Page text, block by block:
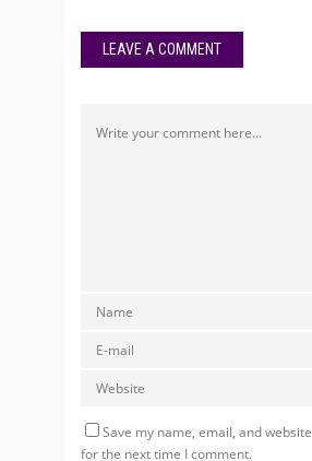
LEAVE A COMMENT
Save my name, email, and
for the next time I comment.